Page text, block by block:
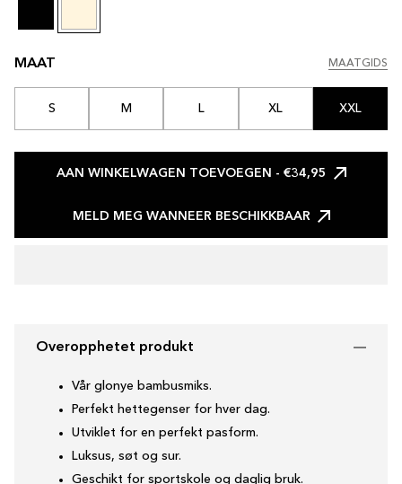
MAAT
MAATGIDS
S M L XL XXL
AAN WINKELWAGEN TOEVOEGEN - €34,95
MELD MEG WANNEER BESCHIKKBAAR
Overopphetet produkt
Vår glonye bambusmiks.
Perfekt hettegenser for hver dag.
Utviklet for en perfekt pasform.
Luksus, søt og sur.
Geschikt for sportskole og daglig bruk.